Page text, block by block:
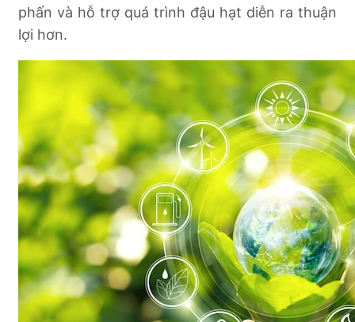
phấn và hỗ trợ quá trình đậu hạt diễn ra thuận
lợi hơn.